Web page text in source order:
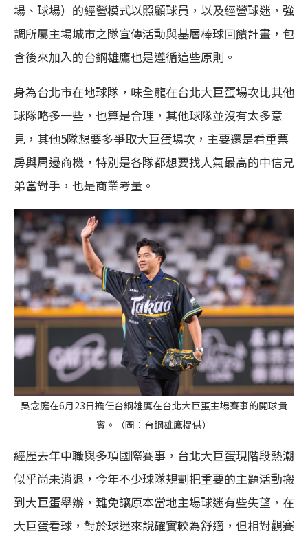
場、球場）的經營模式以照顧球員，以及經營球迷，強
調所屬主場城市之隊宣傳活動與基層棒球回饋計畫，包
含後來加入的台鋼雄鷹也是遵循這些原則。
身為台北市在地球隊，味全龍在台北大巨蛋場次比其他
球隊略多一些，也算是合理，其他球隊並沒有太多意
見，其他5隊想要多爭取大巨蛋場次，主要還是看重票
房與周邊商機，特別是各隊都想要找人氣最高的中信兄
弟當對手，也是商業考量。
吳念庭在6月23日擔任台鋼雄鷹在台北大巨蛋主場賽事的開球貴
賓。（圖：台鋼雄鷹提供）
經歷去年中職與多項國際賽事，台北大巨蛋現階段熱潮
似乎尚未消退，今年不少球隊規劃把重要的主題活動搬
到大巨蛋舉辦，難免讓原本當地主場球迷有些失望，在
大巨蛋看球，對於球迷來說確實較為舒適，但相對觀賽